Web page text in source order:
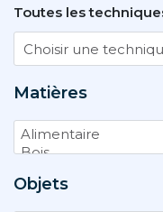
Toutes les
Matières
Objets